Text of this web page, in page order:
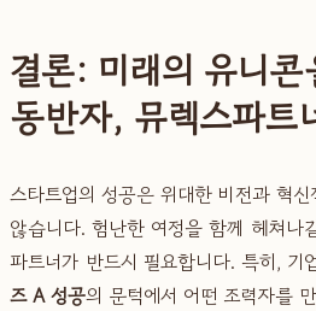
결론: 미래의 유니
동반자, 뮤렉스파트
스타트업의 성공은 위대한 비전과 혁
않습니다. 험난한 여정을 함께 헤쳐나
파트너가 반드시 필요합니다. 특히, 기
즈 A 성공의 문턱에서 어떤 조력자를